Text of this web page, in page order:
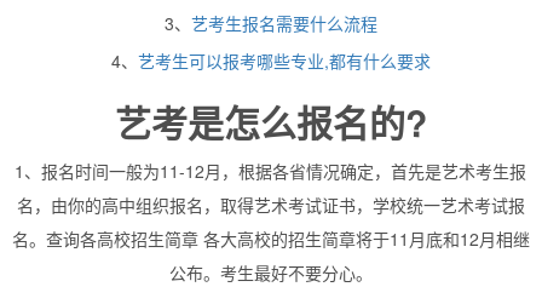
3、 艺考生报名需要什么流程
4、 艺考生可以报考哪些专业,都有什么要求
艺考是怎么报名的?
1、报名时间一般为11-12月，根据各省情况确定，首先是艺术考生报
名，由你的高中组织报名，取得艺术考试证书，学校统一艺术考试报
名。查询各高校招生简章 各大高校的招生简章将于11月底和12月相继
公布。考生最好不要分心。